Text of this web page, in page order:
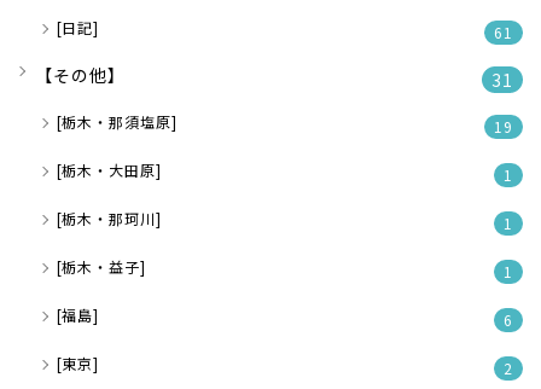
[日記] 61
【その他】 31
[栃木・那須塩原] 19
[栃木・大田原] 1
[栃木・那珂川] 1
[栃木・益子] 1
[福島] 6
[東京] 2